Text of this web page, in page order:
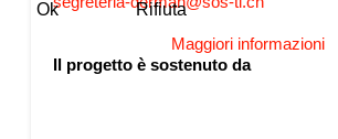
Il progetto è sostenuto da
Ok
Rifiuta
Maggiori informazioni